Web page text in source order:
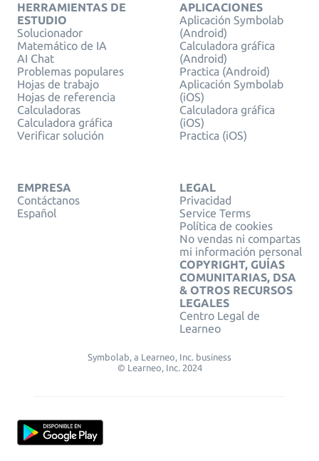
HERRAMIENTAS DE
ESTUDIO
Solucionador
Matemático de IA
AI Chat
Problemas populares
Hojas de trabajo
Hojas de referencia
Calculadoras
Calculadora gráfica
Verificar solución
APLICACIONES
Aplicación Symbolab
(Android)
Calculadora gráfica
(Android)
Practica (Android)
Aplicación Symbolab
(iOS)
Calculadora gráfica
(iOS)
Practica (iOS)
EMPRESA
Contáctanos
Español
LEGAL
Privacidad
Service Terms
Política de cookies
No vendas ni compartas
mi información personal
COPYRIGHT, GUÍAS
COMUNITARIAS, DSA
& OTROS RECURSOS
LEGALES
Centro Legal de
Learneo
Symbolab, a Learneo, Inc. business
© Learneo, Inc. 2024